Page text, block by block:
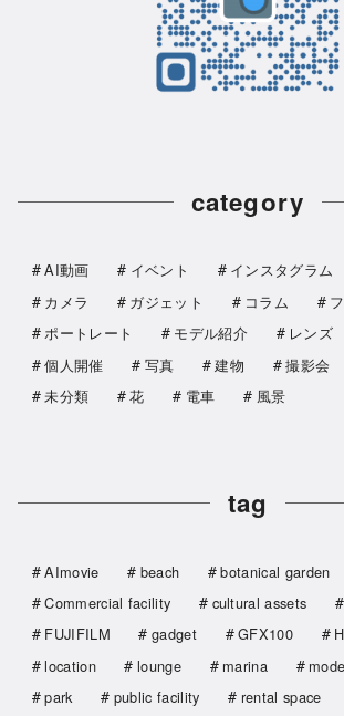
category
AI動画 イベント インスタグラム
カメラ
ガジェット コラム
ポートレート
モデル紹介 レンズ
個人開催
写真 建物 撮影会
未分類
花 電車 風景
tag
AImovie beach botanical garden
Commercial facility
cultural assets
FUJIFILM
gadget GFX100
location
lounge marina
park
public facility rental space